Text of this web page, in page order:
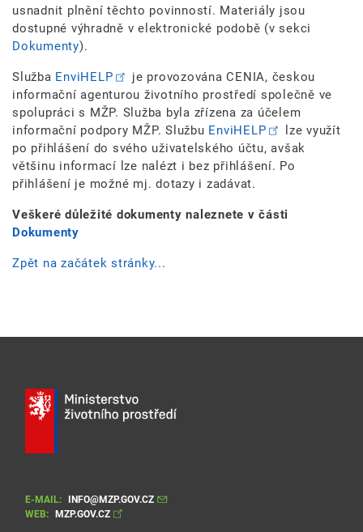
usnadnit plnění těchto povinností. Materiály jsou
dostupné výhradně v elektronické podobě (v sekci
Dokumenty).
Služba EnviHELP
je provozována CENIA, českou
informační agenturou životního prostředí společně ve
spolupráci s MŽP. Služba byla zřízena za účelem
informační podpory MŽP. Službu EnviHELP
lze využít
po přihlášení do svého uživatelského účtu, avšak
většinu informací lze nalézt i bez přihlášení. Po
přihlášení je možné mj. dotazy i zadávat.
Veškeré důležité dokumenty naleznete v části
Dokumenty
Zpět na začátek stránky...
E-MAIL:
INFO@MZP.GOV.CZ
WEB:
MZP.GOV.CZ